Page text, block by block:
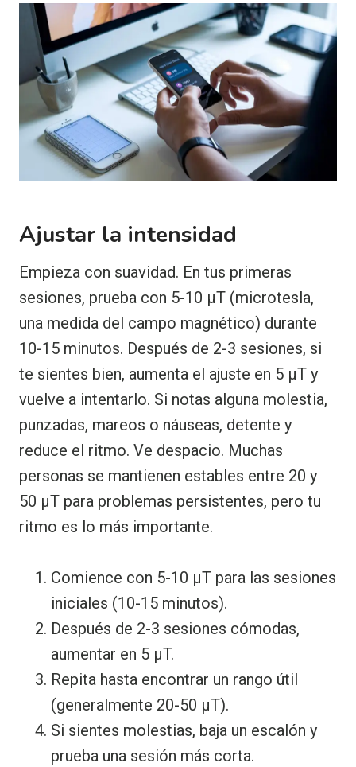
Ajustar la intensidad
Empieza con suavidad. En tus primeras
sesiones, prueba con 5-10 μT (microtesla,
una medida del campo magnético) durante
10-15 minutos. Después de 2-3 sesiones, si
te sientes bien, aumenta el ajuste en 5 μT y
vuelve a intentarlo. Si notas alguna molestia,
punzadas, mareos o náuseas, detente y
reduce el ritmo. Ve despacio. Muchas
personas se mantienen estables entre 20 y
50 μT para problemas persistentes, pero tu
ritmo es lo más importante.
Comience con 5-10 μT para las sesiones
iniciales (10-15 minutos).
Después de 2-3 sesiones cómodas,
aumentar en 5 μT.
Repita hasta encontrar un rango útil
(generalmente 20-50 μT).
Si sientes molestias, baja un escalón y
prueba una sesión más corta.